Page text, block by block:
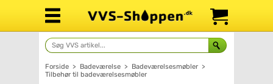
Forside > Badeværelse > Badeværelsesmøbler >
Tilbehør til badeværelsesmøbler